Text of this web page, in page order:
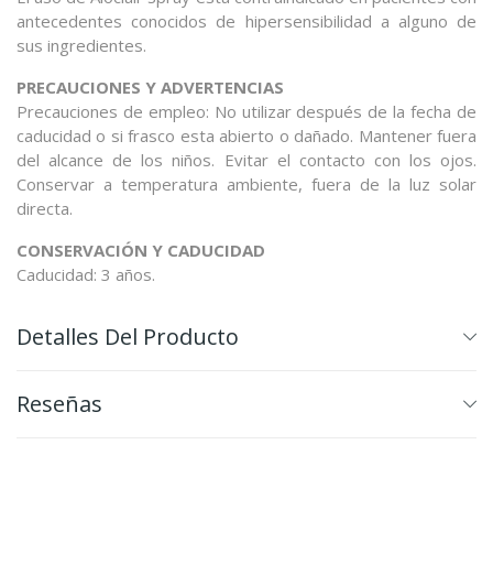
antecedentes conocidos de hipersensibilidad a alguno de
sus ingredientes.
PRECAUCIONES Y ADVERTENCIAS
Precauciones de empleo: No utilizar después de la fecha de
caducidad o si frasco esta abierto o dañado. Mantener fuera
del alcance de los niños. Evitar el contacto con los ojos.
Conservar a temperatura ambiente, fuera de la luz solar
directa.
CONSERVACIÓN Y CADUCIDAD
Caducidad: 3 años.
Detalles Del Producto
Reseñas